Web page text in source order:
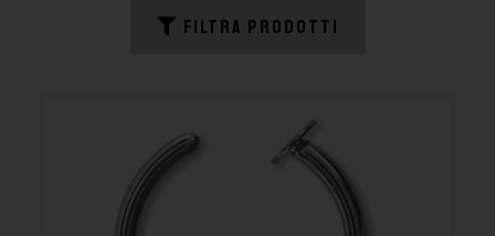
FILTRA PRODOTTI